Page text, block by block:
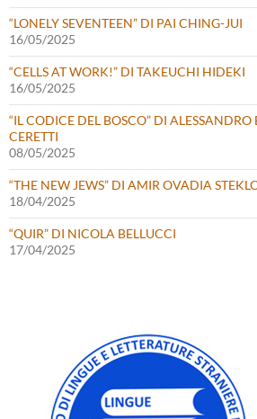
“LONELY SEVENTEEN” DI PAI CHING-JUI
16/05/2025
“CELLS AT WORK!” DI TAKEUCHI HIDEKI
16/05/2025
“IL CODICE DEL BOSCO” DI
CERETTI
08/05/2025
“THE NEW JEWS” DI AMIR OVADIA
18/04/2025
“QUIR” DI NICOLA BELLUCCI
17/04/2025